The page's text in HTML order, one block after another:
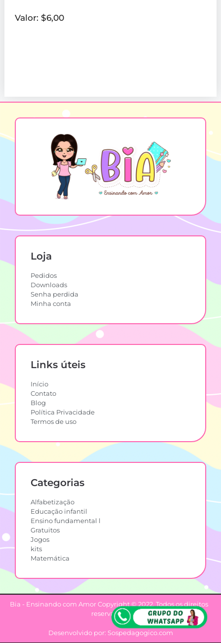
Valor: $6,00
Loja
Pedidos
Downloads
Senha perdida
Minha conta
Links úteis
Início
Contato
Blog
Política Privacidade
Termos de uso
Categorias
Alfabetização
Educação infantil
Ensino fundamental l
Gratuitos
Jogos
kits
Matemática
Bia - Ensinando com Amor Copyright © 2022. Todos os direitos
reservados.
Desenvolvido por: Sospedagogico.com